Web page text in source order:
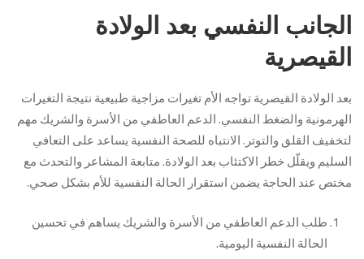
الجانب النفسي بعد الولادة
القيصرية
بعد الولادة القيصرية تواجه الأم تغيرات مزاجية طبيعية نتيجة التغيرات
الهرمونية والضغط النفسي. الدعم العاطفي من الأسرة والشريك مهم
لتخفيف القلق والتوتر. الانتباه للصحة النفسية يساعد على التعافي
السليم ويقلّل خطر الاكتئاب بعد الولادة. متابعة المشاعر والتحدث مع
مختص عند الحاجة يضمن استقرار الحالة النفسية للأم بشكل صحي.
طلب الدعم العاطفي من الأسرة والشريك يساهم في تحسين
الحالة النفسية اليومية.